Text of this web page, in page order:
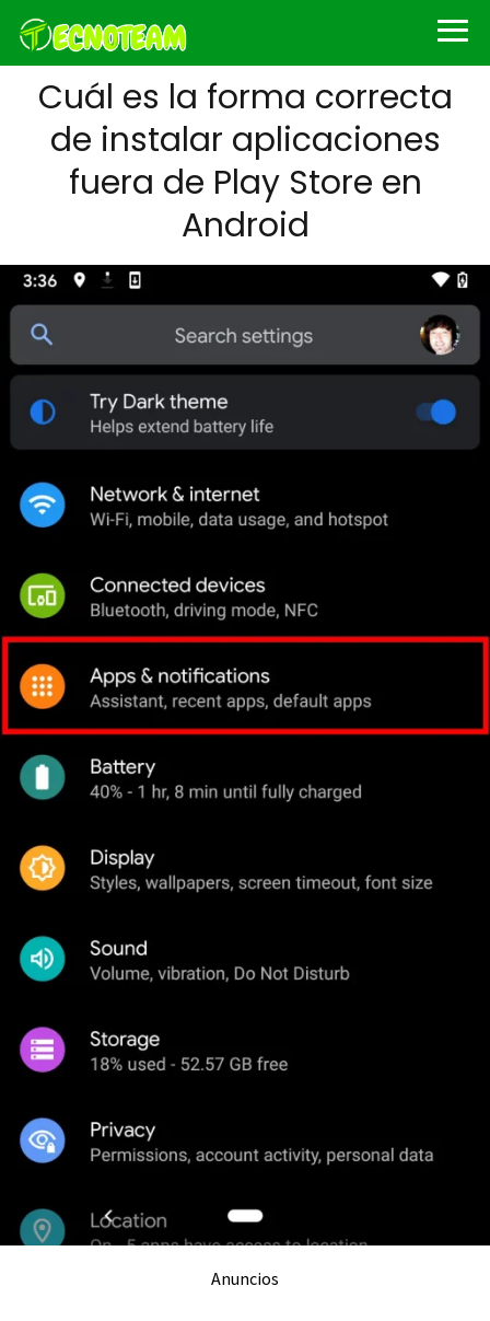
Cuál es la forma correcta
de instalar aplicaciones
fuera de Play Store en
Android
Anuncios